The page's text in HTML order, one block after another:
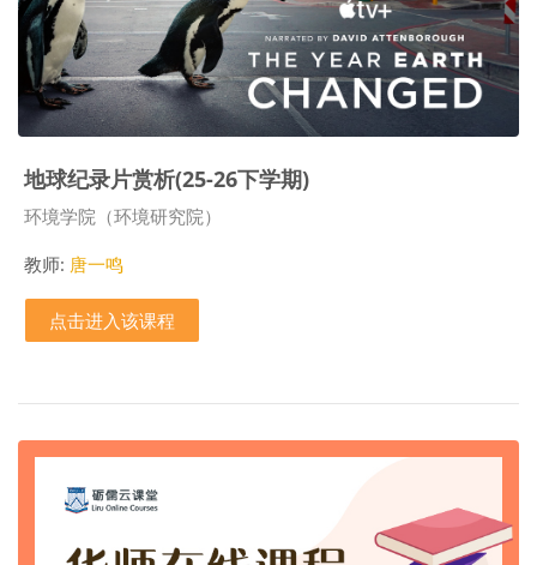
地球纪录片赏析(25-26下学期)
课程类别
环境学院（环境研究院）
教师: 唐一鸣
点击进入该课程